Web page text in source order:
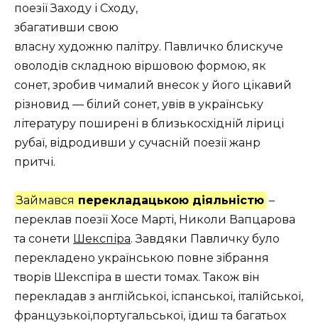
поезії Заходу і Сходу,
збагативши свою
власну художню палітру. Павличко блискуче
оволодів складною віршовою формою, як
сонет, зробив чималий внесок у його цікавий
різновид — білий сонет, увів в українську
літературу поширені в близькосхідній ліриці
рубаї, відродивши у сучасній поезії жанр
притчі.
Займався перекладацькою діяльністю –
переклав поезії Хосе Марті, Николи Вапцарова
та сонети Шекспіра. Завдяки Павличку було
перекладено українською повне зібрання
творів Шекспіра в шести томах. Також він
перекладав з англійської, іспанської, італійської,
французької,португальської, їдиш та багатьох